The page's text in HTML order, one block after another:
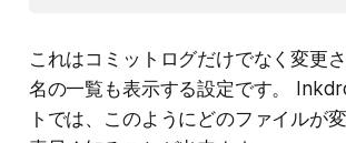
これはコミットログだけでなく変更
名の一覧も表示する設定です。
トでは、このようにどのファイルが